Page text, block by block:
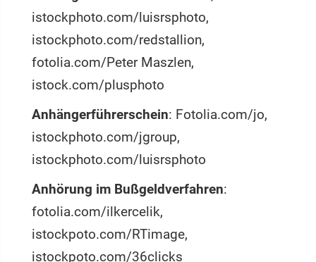
istockphoto.com/luisrsphoto,
istockphoto.com/redstallion,
fotolia.com/Peter Maszlen,
istock.com/plusphoto
Anhängerführerschein: Fotolia.com/jo,
istockphoto.com/jgroup,
istockphoto.com/luisrsphoto
Anhörung im Bußgeldverfahren:
fotolia.com/ilkercelik,
istockpoto.com/RTimage,
istockpoto.com/36clicks